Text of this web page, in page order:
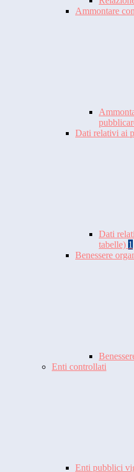
Ammontare
Dati relativi ai
Dati
tabelle) 1
Benessere
Enti controllati
Enti pubblici